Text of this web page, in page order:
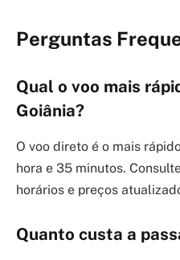
Perguntas
Qual o voo mais
Goiânia?
O voo direto é o mais
hora e 35 minutos.
horários e preços
Quanto custa a